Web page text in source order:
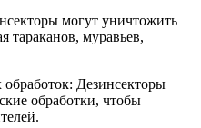
могут уничтожить
муравьев,
Дезинсекторы
обработки, чтобы